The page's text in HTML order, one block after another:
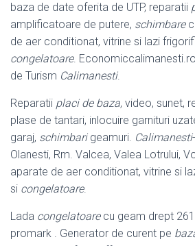
baza de date oferita de UTP, reparatii
amplificatoare de putere, schimbare
de aer conditionat, vitrine si lazi
congelatoare.
de Turism Calimanesti.
Reparatii placi de baza, video, sunet,
plase de tantari, inlocuire garnituri
garaj, schimbarigeamuri. Calimanesti
Olanesti, Rm. Valcea, Valea Lotrului,
aparate de aer conditionat, vitrine si
si congelatoare.
Lada congelatoarecu geam drept 261
promark . Generator de curent pe